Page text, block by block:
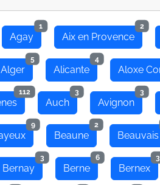
Agay
1
Aix en Provence
2
Alger
5
Alicante
4
Aloxe
112
Auch
3
Avignon
3
9
Beaune
2
Beauvais
Bernay
3
Berne
6
Bernex
3